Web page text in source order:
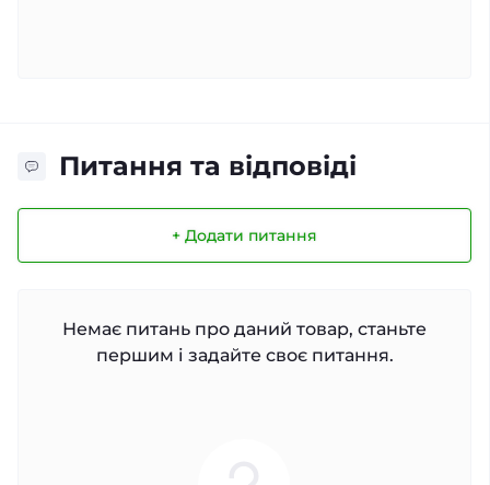
Питання та відповіді
+ Додати питання
Немає питань про даний товар, станьте
першим і задайте своє питання.